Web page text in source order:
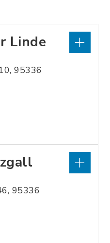
Linde
95336
95336